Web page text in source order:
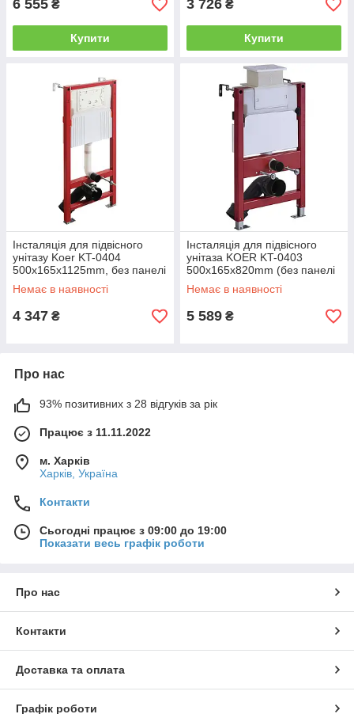
6 555 ₴
Купити
3 726 ₴
Купити
Інсталяція для підвісного
унітазу Koer KT-0404
500x165x1125mm, без панелі
змиву (KR5719)
Немає в наявності
4 347 ₴
Інсталяція для підвісного
унітаза KOER KT-0403
500x165x820mm (без панелі
змиву) (KR5313)
Немає в наявності
5 589 ₴
Про нас
93% позитивних з 28 відгуків за рік
Працює з 11.11.2022
м. Харків
Харків, Україна
Контакти
Сьогодні працює з 09:00 до 19:00
Показати весь графік роботи
Про нас
Контакти
Доставка та оплата
Графік роботи